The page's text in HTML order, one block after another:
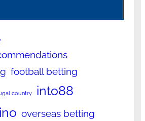
football betting
country
into88
overseas betting